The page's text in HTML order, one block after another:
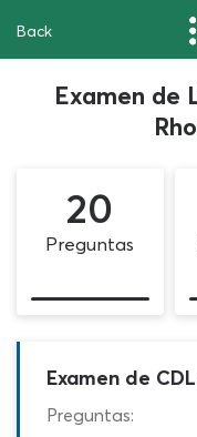
Back
Examen de
20
Preguntas
Examen de
Preguntas: